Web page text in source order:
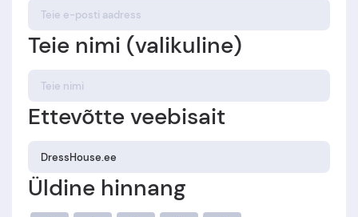
Teie nimi (valikuline)
Ettevõtte veebisait
Üldine hinnang